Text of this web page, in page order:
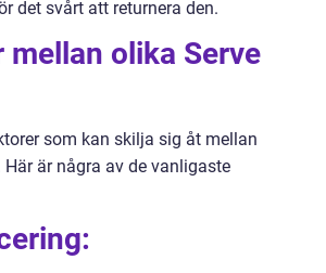
det svårt att returnera den.
mellan olika Serve
som kan skilja sig åt mellan
är några av de vanligaste